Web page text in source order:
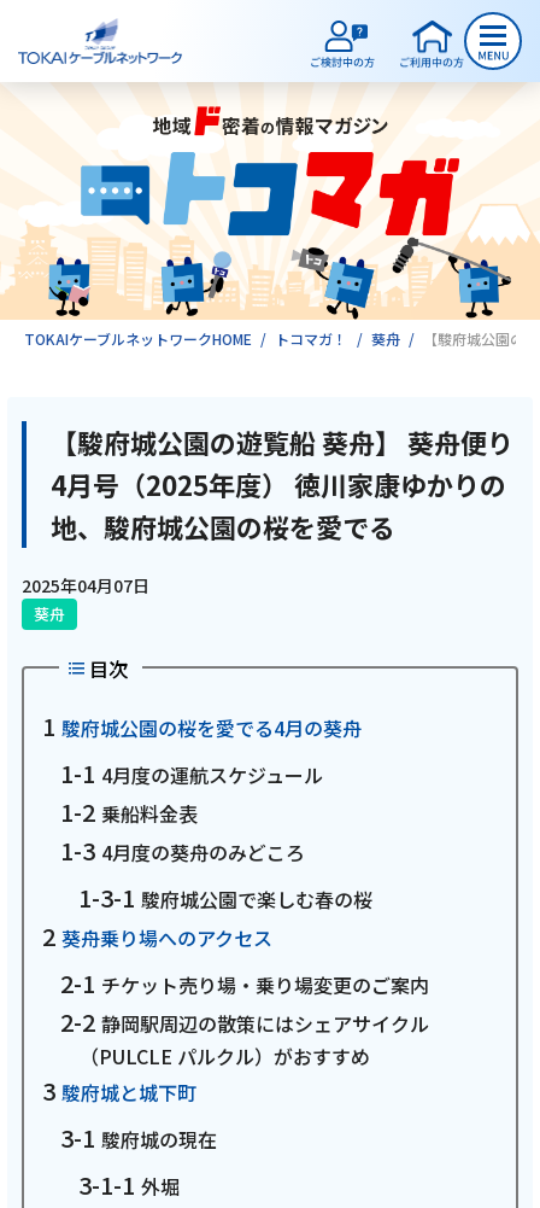
ご検討中のお客様
ご利用中のお客様
サービスのご案内
テレビ
動画配信
おトクな情報
対応エリア
お電話でのお問い合わせ
受付時間：9:30〜18:00 年中無休
TOKAIケーブルネットワークHOME トコマガ！ 葵舟 【駿府城公園の
【駿府城公園の遊覧船 葵舟】 葵舟便り
4月号（2025年度） 徳川家康ゆかりの
地、駿府城公園の桜を愛でる
2025年04月07日
葵舟
目次
駿府城公園の桜を愛でる4月の葵舟
4月度の運航スケジュール
乗船料金表
4月度の葵舟のみどころ
駿府城公園で楽しむ春の桜
葵舟乗り場へのアクセス
チケット売り場・乗り場変更のご案内
静岡駅周辺の散策にはシェアサイクル
（PULCLE パルクル）がおすすめ
駿府城と城下町
駿府城の現在
外堀